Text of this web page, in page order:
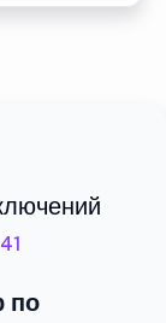
по